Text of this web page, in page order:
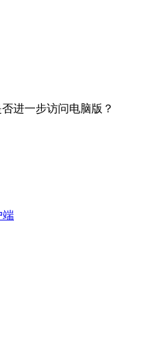
进一步访问电脑版？
端